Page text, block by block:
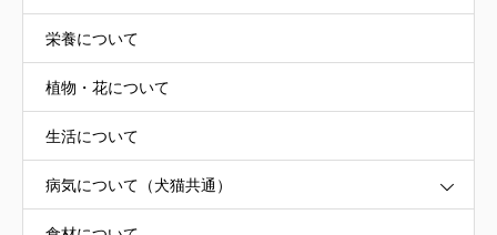
栄養について
植物・花について
生活について
病気について（犬猫共通）